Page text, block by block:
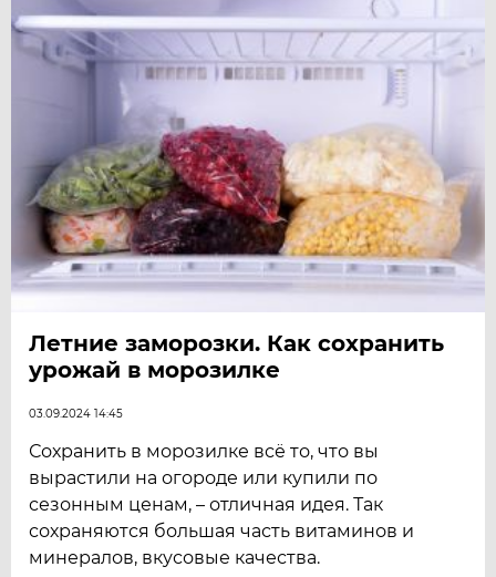
Летние заморозки. Как сохранить
урожай в морозилке
03.09.2024 14:45
Сохранить в морозилке всё то, что вы
вырастили на огороде или купили по
сезонным ценам, – отличная идея. Так
сохраняются большая часть витаминов и
минералов, вкусовые качества.